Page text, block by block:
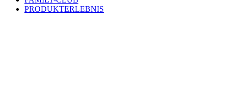
PRODUKTERLEBNIS